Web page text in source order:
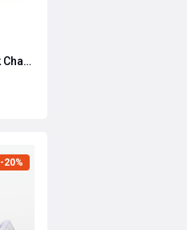
Puma Suede Xl Dark Risk Chaussure De Sport Blanc C02
-20%